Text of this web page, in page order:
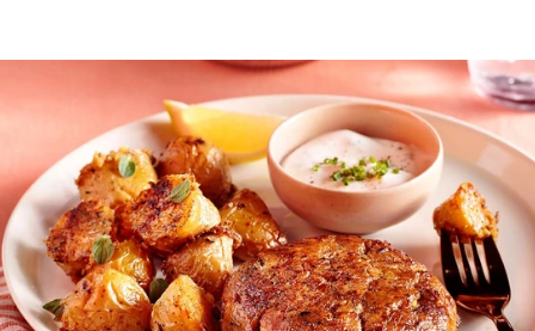
Κάθε μέρα είναι μια νέα ευκαιρία να απολαύσουμε
σπιτικό, νόστιμο φαγητό χωρίς να περνάμε
ατελείωτες ώρες στην κουζίνα.
Για τηνΤρίτη 13/7/2026, ετοίμασα ένα
ολοκληρωμένο μενού με αγαπημένες συνταγές που
συνδυάζουν γεύση, ισορροπία και απλά υλικά. Θα
βρεις αναλυτική εκτέλεση βήμα-βήμα και όλα τα